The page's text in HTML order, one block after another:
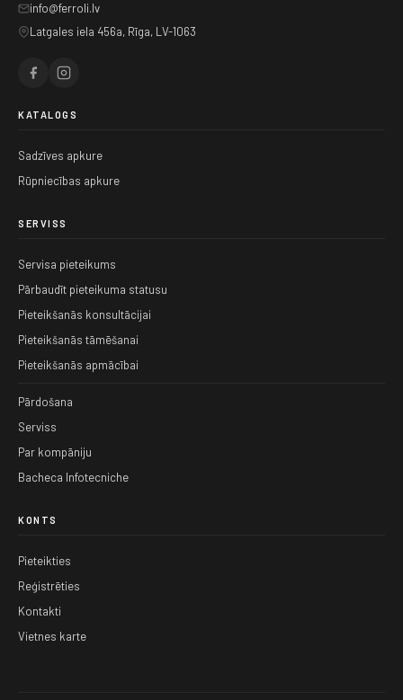
info@ferroli.lv
Latgales iela 456a, Rīga, LV-1063
KATALOGS
Sadzīves apkure
Rūpniecības apkure
SERVISS
Servisa pieteikums
Pārbaudīt pieteikuma statusu
Pieteikšanās konsultācijai
Pieteikšanās tāmēšanai
Pieteikšanās apmācībai
Pārdošana
Serviss
Par kompāniju
Bacheca Infotecniche
KONTS
Pieteikties
Reģistrēties
Kontakti
Vietnes karte